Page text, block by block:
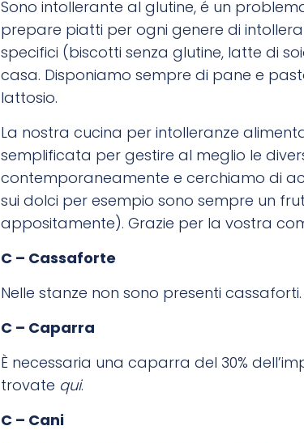
Sono intollerante al glutine, é un
prepare piatti per ogni genere di
specifici (biscotti senza glutine, latte di
casa. Disponiamo sempre di pane e
lattosio.
La nostra cucina per intolleranze
semplificata per gestire al meglio le
contemporaneamente e cerchiamo di
sui dolci per esempio sono sempre un
appositamente). Grazie per la vostra
C – Cassaforte
Nelle stanze non sono presenti cassaforti.
C – Caparra
È necessaria una caparra del 30%
trovate qui.
C – Cani